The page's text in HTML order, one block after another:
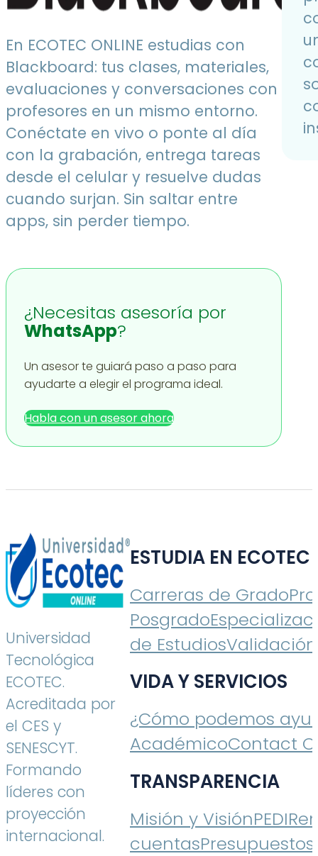
En ECOTEC ONLINE estudias con
Blackboard: tus clases, materiales,
evaluaciones y conversaciones con
profesores en un mismo entorno.
Conéctate en vivo o ponte al día
con la grabación, entrega tareas
desde el celular y resuelve dudas
cuando surjan. Sin saltar entre
apps, sin perder tiempo.
¿Necesitas asesoría por
WhatsApp?
Un asesor te guiará paso a paso para
ayudarte a elegir el programa ideal.
Habla con un asesor ahora
Universidad
Tecnológica
ECOTEC.
Acreditada por
el CES y
SENESCYT.
Formando
líderes con
proyección
internacional.
ESTUDIA EN ECOTEC
Carreras de Grado
Posgrado
de Estudios
VIDA Y SERVICIOS
¿Cómo podemos
AcadémicoContact
TRANSPARENCIA
Misión y VisiónPEDI
cuentasPresupuestos